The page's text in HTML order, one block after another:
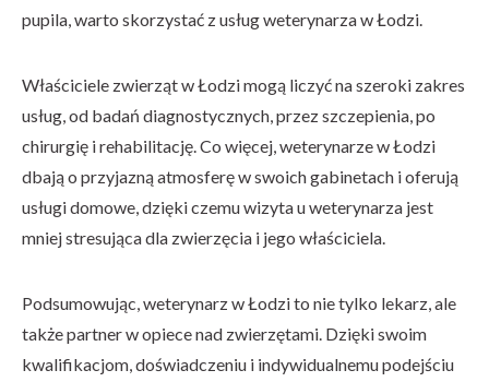
pupila, warto skorzystać z usług weterynarza w Łodzi.
Właściciele zwierząt w Łodzi mogą liczyć na szeroki zakres
usług, od badań diagnostycznych, przez szczepienia, po
chirurgię i rehabilitację. Co więcej, weterynarze w Łodzi
dbają o przyjazną atmosferę w swoich gabinetach i oferują
usługi domowe, dzięki czemu wizyta u weterynarza jest
mniej stresująca dla zwierzęcia i jego właściciela.
Podsumowując, weterynarz w Łodzi to nie tylko lekarz, ale
także partner w opiece nad zwierzętami. Dzięki swoim
kwalifikacjom, doświadczeniu i indywidualnemu podejściu